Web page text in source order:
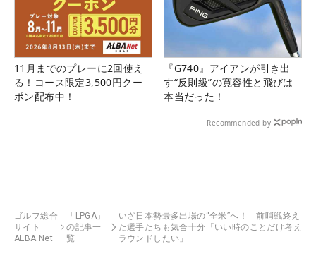
11月までのプレーに2回使え
る！コース限定3,500円クー
ポン配布中！
『G740』アイアンが引き出
す“反則級”の寛容性と飛びは
本当だった！
Recommended by
ゴルフ総合
サイト
ALBA Net
「LPGA」
の記事一
覧
いざ日本勢最多出場の“全米”へ！ 前哨戦終え
た選手たちも気合十分「いい時のことだけ考え
ラウンドしたい」